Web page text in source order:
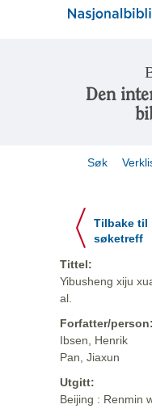
Den
Søk
Tilbake til
søketreff
Tittel:
Yibusheng xiju
al.
Forfatter/person:
Ibsen, Henrik
Pan, Jiaxun
Utgitt:
Beijing : Renmin